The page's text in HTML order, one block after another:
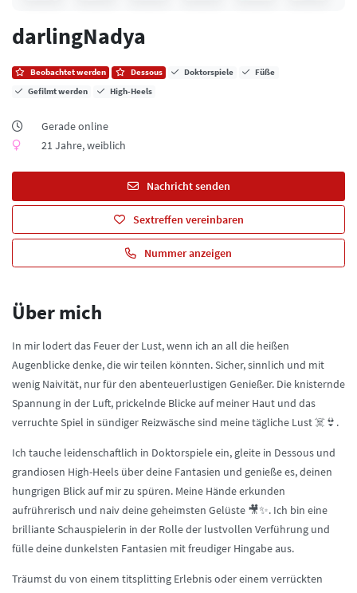
darlingNadya
Beobachtet werden Dessous Doktorspiele
Füße
Gefilmt werden
High-Heels
Gerade online
21 Jahre, weiblich
Nachricht senden
Sextreffen vereinbaren
Nummer anzeigen
Über mich
In mir lodert das Feuer der Lust, wenn ich an all die heißen
Augenblicke denke, die wir teilen könnten. Sicher, sinnlich und mit
wenig Naivität, nur für den abenteuerlustigen Genießer. Die knisternde
Spannung in der Luft, prickelnde Blicke auf meiner Haut und das
verruchte Spiel in sündiger Reizwäsche sind meine tägliche Lust ☠️👙.
Ich tauche leidenschaftlich in Doktorspiele ein, gleite in Dessous und
grandiosen High-Heels über deine Fantasien und genieße es, deinen
hungrigen Blick auf mir zu spüren. Meine Hände erkunden
aufrührerisch und naiv deine geheimsten Gelüste 🎥✨. Ich bin eine
brilliante Schauspielerin in der Rolle der lustvollen Verführung und
fülle deine dunkelsten Fantasien mit freudiger Hingabe aus.
Träumst du von einem titsplitting Erlebnis oder einem verrückten